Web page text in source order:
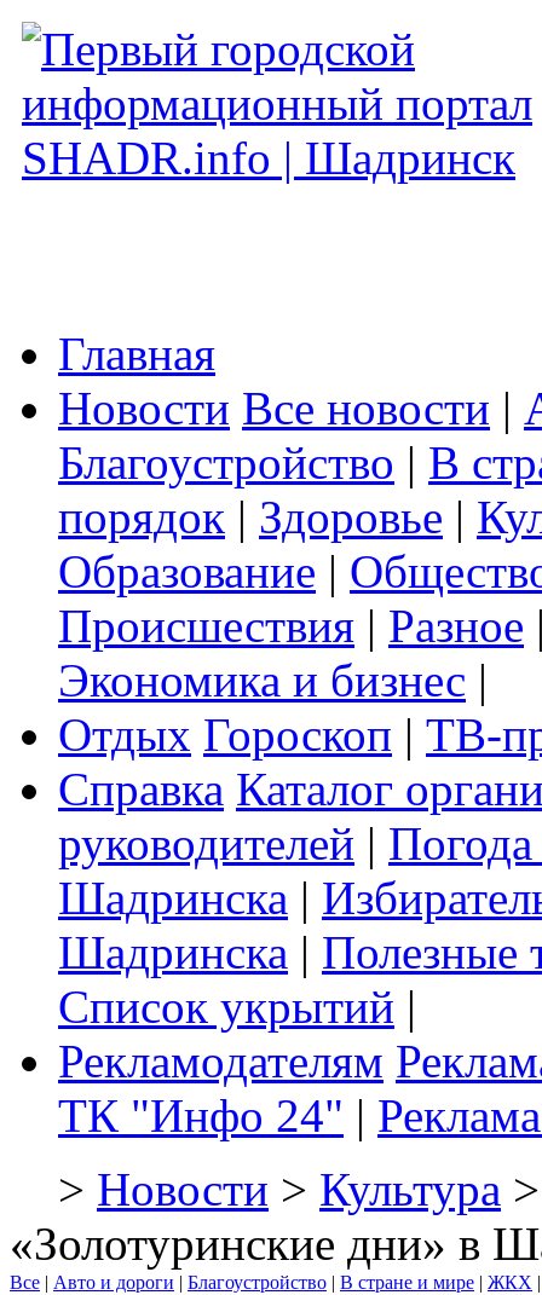
Главная
Новости Все новости |
Благоустройство | В
порядок | Здоровье |
Образование |
Происшествия | Разное
Экономика и бизнес |
Отдых Гороскоп | ТВ-
Справка Каталог
руководителей |
Шадринска |
Шадринска | Полезные
Список укрытий |
Рекламодателям
ТК "Инфо 24" |
> Новости > Культура
«Золотуринские дни» в
Все | Авто и дороги | Благоустройство | В стране и мире | ЖКХ